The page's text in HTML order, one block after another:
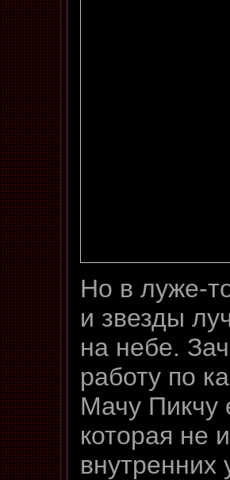
Но в луже-
и звезды
на небе.
работу по
Мачу Пикчу
которая не
внутренних